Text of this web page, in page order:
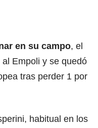
en su campo, el
Empoli y se quedó
tras perder 1 por
habitual en los